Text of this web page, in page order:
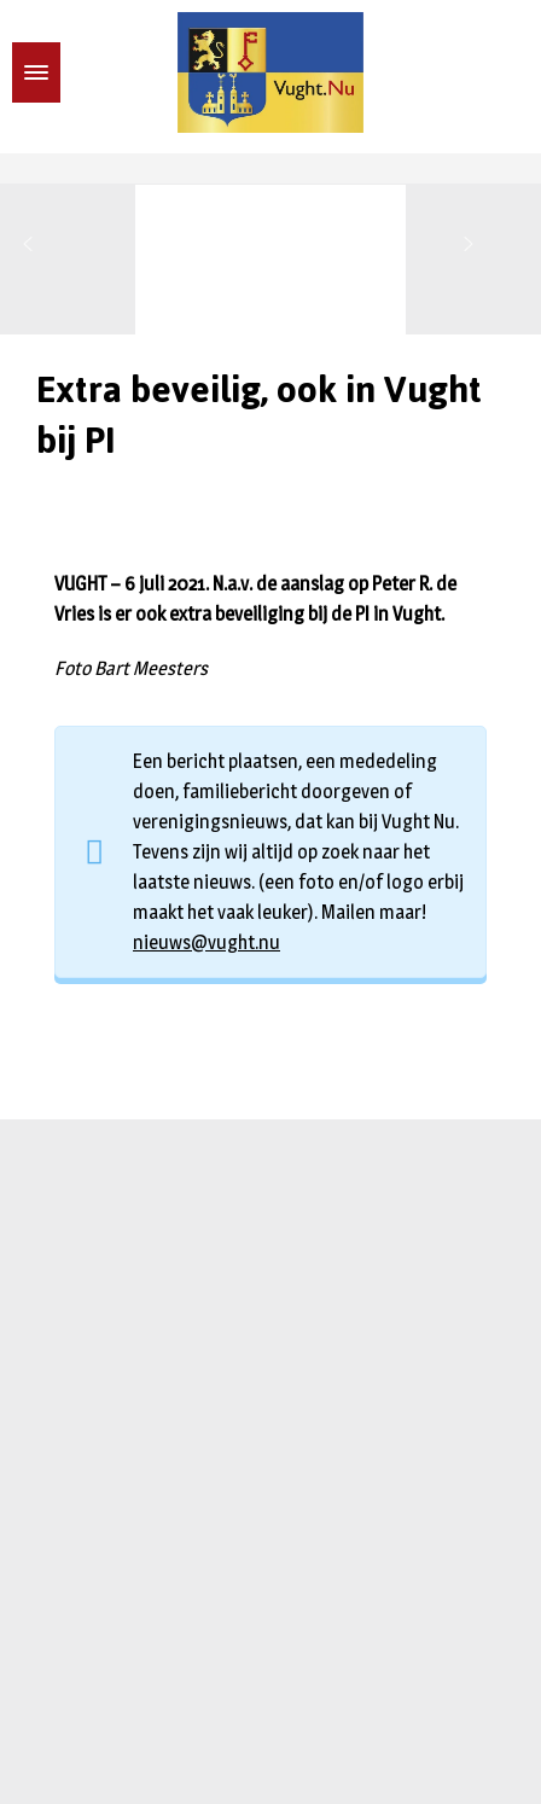
Extra beveilig, ook in Vught
bij PI
VUGHT – 6 juli 2021. N.a.v. de aanslag op Peter R. de
Vries is er ook extra beveiliging bij de PI in Vught.
Foto Bart Meesters
Een bericht plaatsen, een mededeling
doen, familiebericht doorgeven of
verenigingsnieuws, dat kan bij Vught Nu.
Tevens zijn wij altijd op zoek naar het
laatste nieuws. (een foto en/of logo erbij
maakt het vaak leuker). Mailen maar!
nieuws@vught.nu